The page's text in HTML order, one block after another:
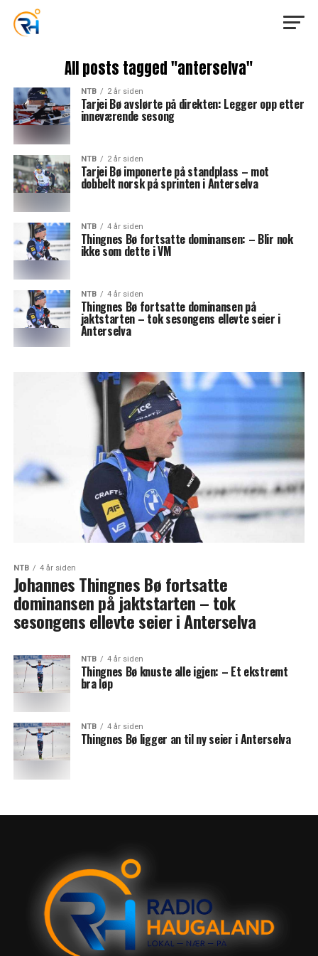
All posts tagged "anterselva"
NTB 2 år siden
Tarjei Bø avslørte på direkten: Legger opp etter
inneværende sesong
NTB 2 år siden
Tarjei Bø imponerte på standplass – mot
dobbelt norsk på sprinten i Anterselva
NTB 4 år siden
Thingnes Bø fortsatte dominansen: – Blir nok
ikke som dette i VM
NTB 4 år siden
Thingnes Bø fortsatte dominansen på
jaktstarten – tok sesongens ellevte seier i
Anterselva
NTB 4 år siden
Johannes Thingnes Bø fortsatte
dominansen på jaktstarten – tok
sesongens ellevte seier i Anterselva
NTB 4 år siden
Thingnes Bø knuste alle igjen: – Et ekstremt
bra løp
NTB 4 år siden
Thingnes Bø ligger an til ny seier i Anterselva